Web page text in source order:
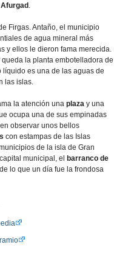
.
Firgas. Antaño, el municipio
de agua mineral más
y ellos le dieron fama merecida.
queda la planta embotelladora de
líquido es una de las aguas de
las islas.
la atención una plaza y una
ocupa una de sus empinadas
observar unos bellos
con estampas de las Islas
de la isla de Gran
municipal, el
barranco de
lo que un día fue la frondosa